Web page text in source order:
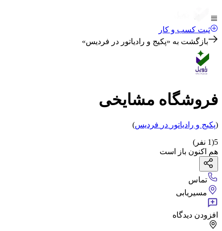
ثبت کسب و کار
بازگشت به «پکیج و رادیاتور در فردیس»
فروشگاه مشایخی
(پکیج و رادیاتور در فردیس)
5
(
1 نفر)
هم اکنون باز است
تماس
مسیریابی
افزودن دیدگاه